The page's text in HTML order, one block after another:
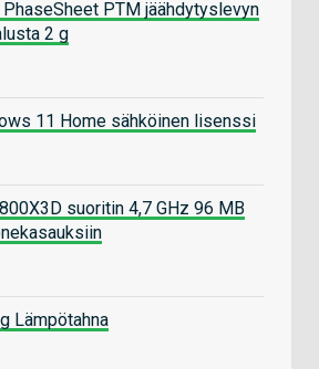
PTM jäähdytyslevyn
2 g
11 Home sähköinen lisenssi
suoritin 4,7 GHz 96 MB
Lämpötahna